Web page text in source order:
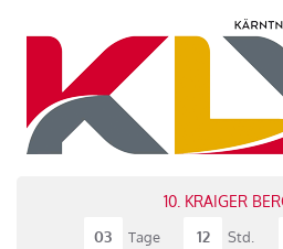
10. KRAIGER
03
Tage 12 Std.